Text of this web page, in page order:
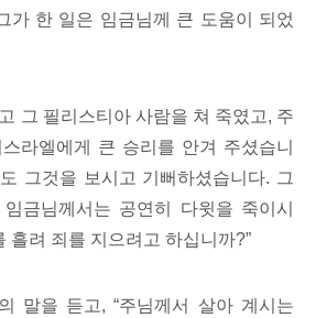
가 한 일은 임금님께 큰 도움이 되었
그 필리스티아 사람을 쳐 죽였고, 주
라엘에게 큰 승리를 안겨 주셨습니
그것을 보시고 기뻐하셨습니다. 그
금님께서는 공연히 다윗을 죽이시
흘려 죄를 지으려고 하십니까?”
말을 듣고, “주님께서 살아 계시는